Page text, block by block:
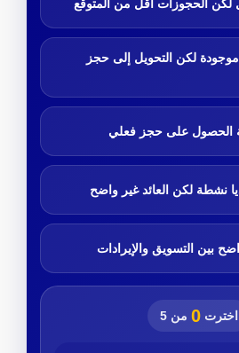
لكن الحجوزات أقل من المتوقع
لكن التحويل إلى حجز
الحصول على حجز فعلي
نشطة لكن العائد غير واضح
بين التسويق والإيرادات
اخترت 0 من 5